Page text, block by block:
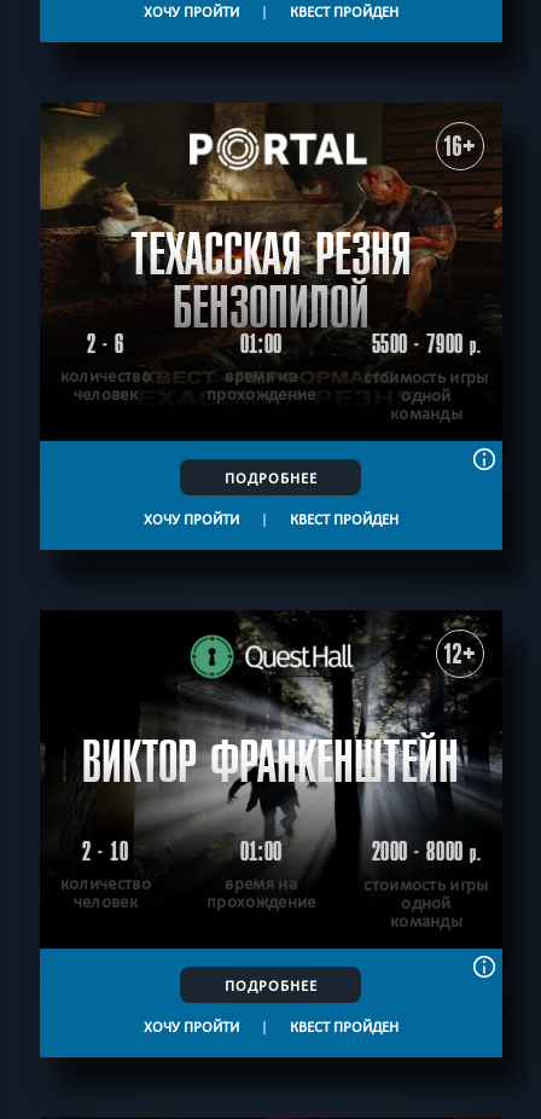
ХОЧУ ПРОЙТИ | КВЕСТ ПРОЙДЕН
16+
ТЕХАССКАЯ РЕЗНЯ
БЕНЗОПИЛОЙ
2 - 6
количество
человек
01:00
время на
прохождение
5500 - 7900р.
стоимость игры
одной
команды
ПОДРОБНЕЕ
ХОЧУ ПРОЙТИ | КВЕСТ ПРОЙДЕН
12+
ВИКТОР ФРАНКЕНШТЕЙН
2 - 10
количество
человек
01:00
время на
прохождение
2000 - 8000р.
стоимость игры
одной
команды
ПОДРОБНЕЕ
ХОЧУ ПРОЙТИ | КВЕСТ ПРОЙДЕН